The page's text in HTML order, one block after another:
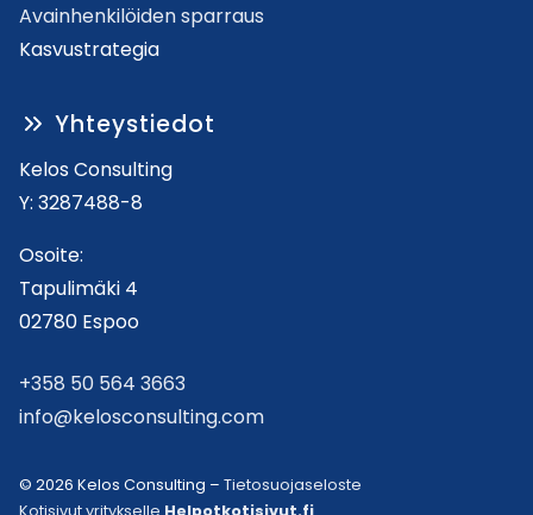
Avainhenkilöiden sparraus
Kasvustrategia
Yhteystiedot
Kelos Consulting
Y: 3287488-8
Osoite:
Tapulimäki 4
02780 Espoo
+358 50 564 3663
info@kelosconsulting.com
© 2026 Kelos Consulting – Tietosuojaseloste
Kotisivut yritykselle Helpotkotisivut.fi